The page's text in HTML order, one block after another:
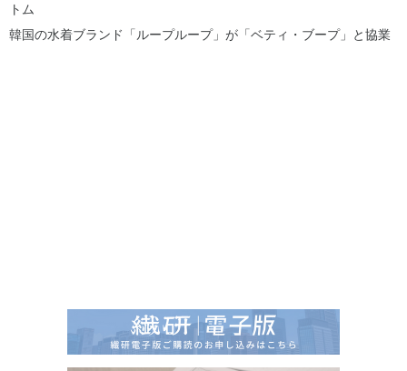
トム
韓国の水着ブランド「ループループ」が「ベティ・ブープ」と協業